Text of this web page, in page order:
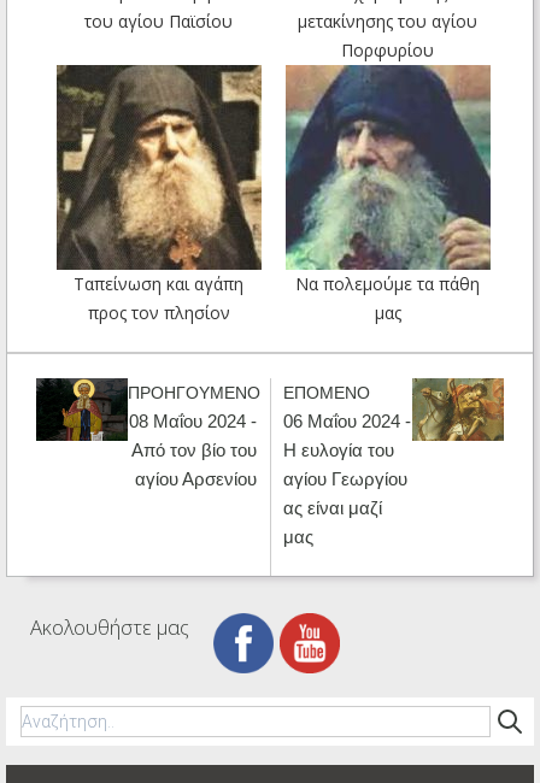
του αγίου Παϊσίου
μετακίνησης του αγίου
Πορφυρίου
Ταπείνωση και αγάπη
προς τον πλησίον
Να πολεμούμε τα πάθη
μας
ΠΡΟΗΓΟΥΜΕΝΟ
08 Μαΐου 2024 -
Από τον βίο του
αγίου Αρσενίου
ΕΠΟΜΕΝΟ
06 Μαΐου 2024 -
Η ευλογία του
αγίου Γεωργίου
ας είναι μαζί
μας
Ακολουθήστε μας